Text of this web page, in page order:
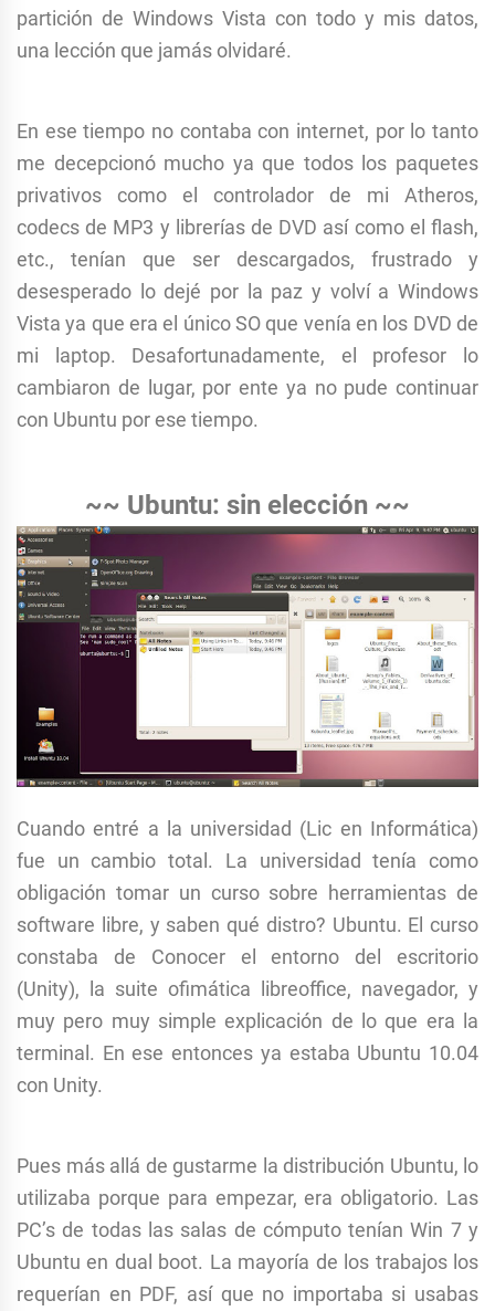
partición de Windows Vista con todo y mis datos,
una lección que jamás olvidaré.
En ese tiempo no contaba con internet, por lo tanto
me decepcionó mucho ya que todos los paquetes
privativos como el controlador de mi Atheros,
codecs de MP3 y librerías de DVD así como el flash,
etc., tenían que ser descargados, frustrado y
desesperado lo dejé por la paz y volví a Windows
Vista ya que era el único SO que venía en los DVD de
mi laptop. Desafortunadamente, el profesor lo
cambiaron de lugar, por ente ya no pude continuar
con Ubuntu por ese tiempo.
~~ Ubuntu: sin elección ~~
Cuando entré a la universidad (Lic en Informática)
fue un cambio total. La universidad tenía como
obligación tomar un curso sobre herramientas de
software libre, y saben qué distro? Ubuntu. El curso
constaba de Conocer el entorno del escritorio
(Unity), la suite ofimática libreoffice, navegador, y
muy pero muy simple explicación de lo que era la
terminal. En ese entonces ya estaba Ubuntu 10.04
con Unity.
Pues más allá de gustarme la distribución Ubuntu, lo
utilizaba porque para empezar, era obligatorio. Las
PC’s de todas las salas de cómputo tenían Win 7 y
Ubuntu en dual boot. La mayoría de los trabajos los
requerían en PDF, así que no importaba si usabas